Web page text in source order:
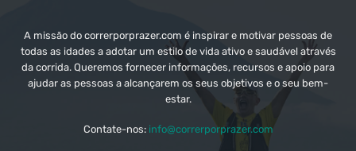
A missão do correrporprazer.com é inspirar e motivar pessoas de
todas as idades a adotar um estilo de vida ativo e saudável através
da corrida. Queremos fornecer informações, recursos e apoio para
ajudar as pessoas a alcançarem os seus objetivos e o seu bem-
estar.
Contate-nos: info@correrporprazer.com